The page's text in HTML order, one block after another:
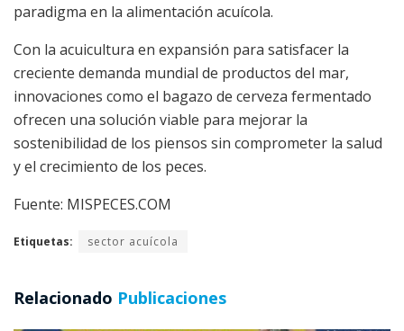
paradigma en la alimentación acuícola.
Con la acuicultura en expansión para satisfacer la
creciente demanda mundial de productos del mar,
innovaciones como el bagazo de cerveza fermentado
ofrecen una solución viable para mejorar la
sostenibilidad de los piensos sin comprometer la salud
y el crecimiento de los peces.
Fuente: MISPECES.COM
Etiquetas: sector acuícola
Relacionado Publicaciones